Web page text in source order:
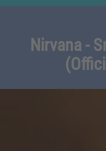
Nirvana -